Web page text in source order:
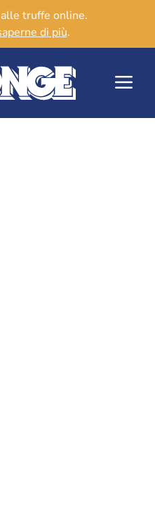
truffe online.
di più.